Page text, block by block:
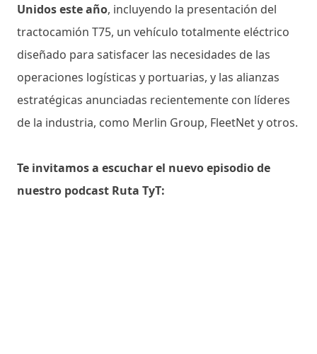
Unidos este año, incluyendo la presentación del
tractocamión T75, un vehículo totalmente eléctrico
diseñado para satisfacer las necesidades de las
operaciones logísticas y portuarias, y las alianzas
estratégicas anunciadas recientemente con líderes
de la industria, como Merlin Group, FleetNet y otros.
Te invitamos a escuchar el nuevo episodio de
nuestro podcast Ruta TyT: